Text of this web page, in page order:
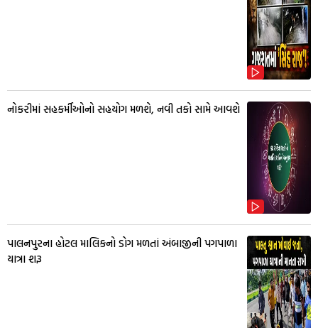
નોકરીમાં સહકર્મીઓનો સહયોગ મળશે, નવી તકો સામે આવશે
પાલનપુરના હોટલ માલિકનો ડોગ મળતાં અંબાજીની પગપાળા
યાત્રા શરૂ